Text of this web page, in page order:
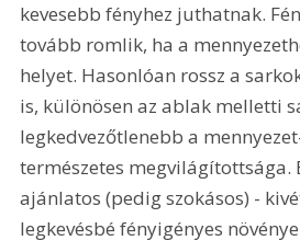
kevesebb fényhez juthatnak.
tovább romlik, ha a
helyet. Hasonlóan rossz a
is, különösen az ablak melletti
legkedvezőtlenebb a
természetes megvilágítottsága.
ajánlatos (pedig szokásos) -
legkevésbé fényigényes